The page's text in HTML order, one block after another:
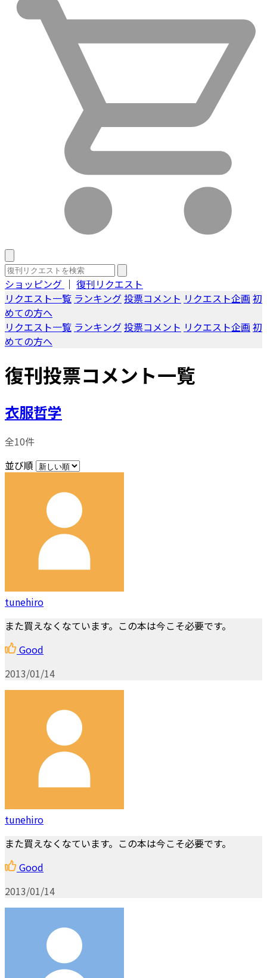
ショッピング ｜ 復刊リクエスト
リクエスト一覧 ランキング投票コメント リクエスト企画 初
めての方へ
リクエスト一覧 ランキング投票コメント リクエスト企画 初
めての方へ
復刊投票コメント一覧
衣服哲学
全10件
並び順
tunehiro
また買えなくなています。この本は今こそ必要です。
Good
2013/01/14
tunehiro
また買えなくなています。この本は今こそ必要です。
Good
2013/01/14